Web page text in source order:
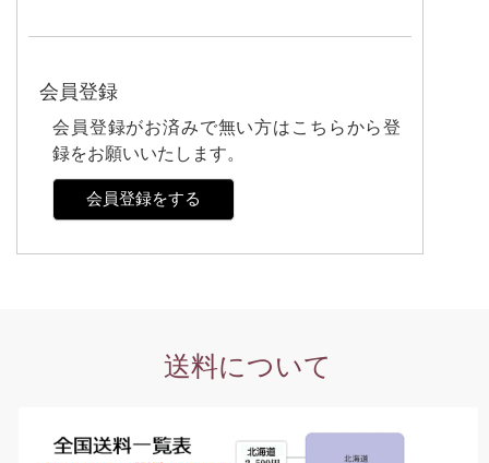
会員登録
会員登録がお済みで無い方はこちらから登
録をお願いいたします。
会員登録をする
送料について